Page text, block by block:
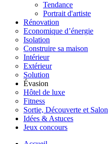
Tendance
Portrait d'artiste
Rénovation
Economique d’énergie
Isolation
Construire sa maison
Intérieur
Extérieur
Solution
Évasion
Hôtel de luxe
Fitness
Sortie, Découverte et Salon
Idées & Astuces
Jeux concours